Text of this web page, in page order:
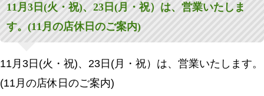
リ
11月3日(火・祝)、23日(月・祝）は、営業いたしま
す。(11月の店休日のご案内)
11月3日(火・祝)、23日(月・祝）は、営業いたします。
(11月の店休日のご案内)